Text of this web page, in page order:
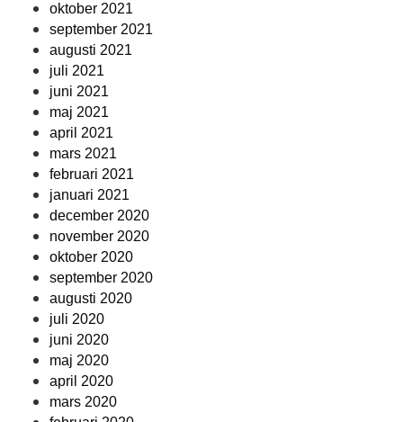
oktober 2021
september 2021
augusti 2021
juli 2021
juni 2021
maj 2021
april 2021
mars 2021
februari 2021
januari 2021
december 2020
november 2020
oktober 2020
september 2020
augusti 2020
juli 2020
juni 2020
maj 2020
april 2020
mars 2020